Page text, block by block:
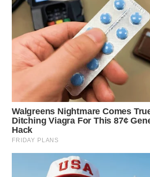
WN
DANAU
TOBA
WN
NIAS
WN
TAPANULI
SELATAN